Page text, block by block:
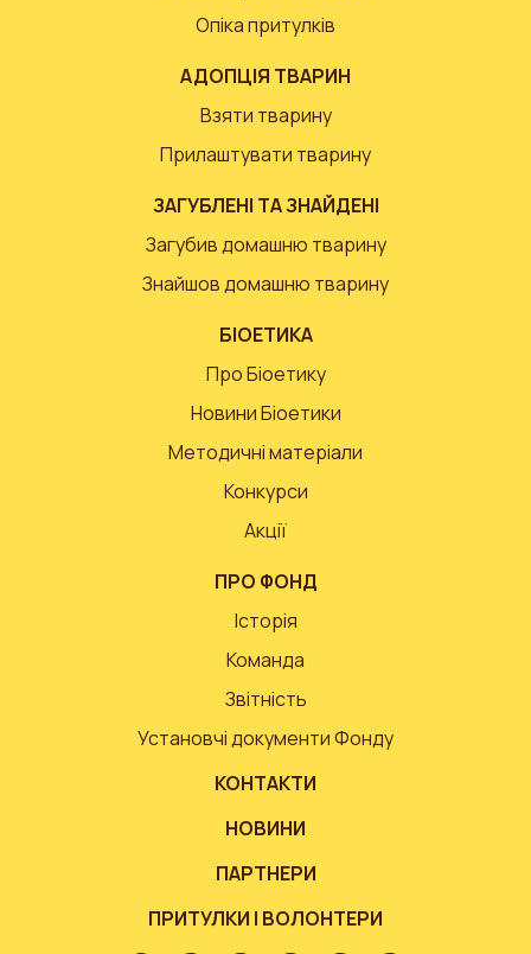
Опіка притулків
АДОПЦІЯ ТВАРИН
Взяти тварину
Прилаштувати тварину
ЗАГУБЛЕНІ ТА ЗНАЙДЕНІ
Загубив домашню тварину
Знайшов домашню тварину
БІОЕТИКА
Про Біоетику
Новини Біоетики
Методичні матеріали
Конкурси
Акції
ПРО ФОНД
Історія
Команда
Звітність
Установчі документи Фонду
КОНТАКТИ
НОВИНИ
ПАРТНЕРИ
ПРИТУЛКИ І ВОЛОНТЕРИ